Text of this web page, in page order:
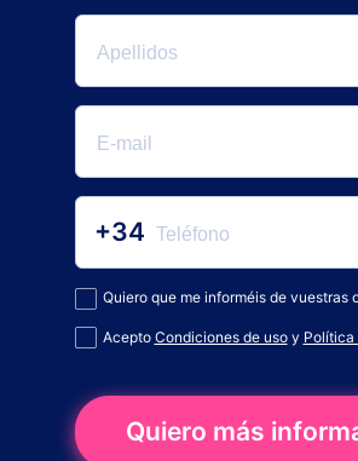
+34
Quiero que me informéis de vuestras
Acepto Condiciones de usoy Política
Quiero más